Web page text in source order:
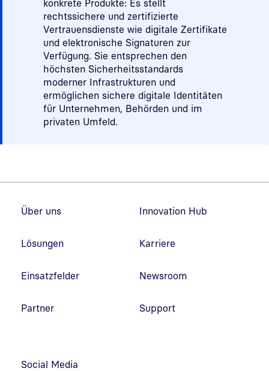
konkrete Produkte: Es stellt
rechtssichere und zertifizierte
Vertrauensdienste wie digitale Zertifikate
und elektronische Signaturen zur
Verfügung. Sie entsprechen den
höchsten Sicherheitsstandards
moderner Infrastrukturen und
ermöglichen sichere digitale Identitäten
für Unternehmen, Behörden und im
privaten Umfeld.
Über uns
Lösungen
Einsatzfelder
Partner
Innovation Hub
Karriere
Newsroom
Support
Social Media